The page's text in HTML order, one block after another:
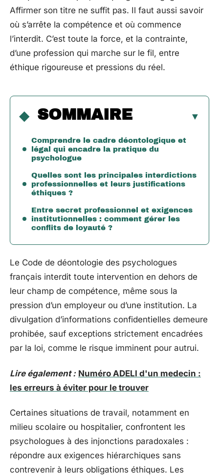
Affirmer son titre ne suffit pas. Il faut aussi savoir
où s’arrête la compétence et où commence
l’interdit. C’est toute la force, et la contrainte,
d’une profession qui marche sur le fil, entre
éthique rigoureuse et pressions du réel.
SOMMAIRE
Comprendre le cadre déontologique et
légal qui encadre la pratique du
psychologue
Quelles sont les principales interdictions
professionnelles et leurs justifications
éthiques ?
Entre secret professionnel et exigences
institutionnelles : comment gérer les
conflits de loyauté ?
Le Code de déontologie des psychologues
français interdit toute intervention en dehors de
leur champ de compétence, même sous la
pression d’un employeur ou d’une institution. La
divulgation d’informations confidentielles demeure
prohibée, sauf exceptions strictement encadrées
par la loi, comme le risque imminent pour autrui.
Lire également : Numéro ADELI d'un medecin :
les erreurs à éviter pour le trouver
Certaines situations de travail, notamment en
milieu scolaire ou hospitalier, confrontent les
psychologues à des injonctions paradoxales :
répondre aux exigences hiérarchiques sans
contrevenir à leurs obligations éthiques. Les